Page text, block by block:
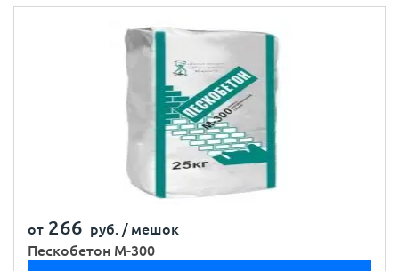
от 266 руб. / мешок
Пескобетон М-300